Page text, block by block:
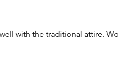
with the traditional attire.